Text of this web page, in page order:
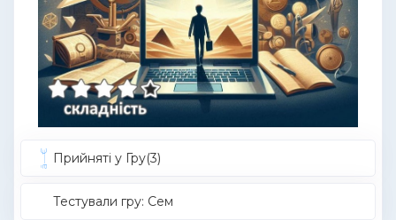
Прийняті у Гру(3)
Тестували гру: Cем